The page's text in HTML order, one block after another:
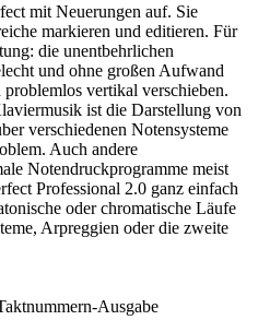
mit Neuerungen auf. Sie
markieren und editieren. Für
die unentbehrlichen
und ohne großen Aufwand
vertikal verschieben.
ist die Darstellung von
verschiedenen Notensysteme
Auch andere
Notendruckprogramme meist
Professional 2.0 ganz einfach
oder chromatische Läufe
Arpreggien oder die zweite
Ausgabe